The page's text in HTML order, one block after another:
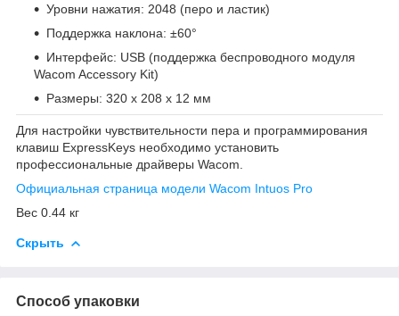
Уровни нажатия: 2048 (перо и ластик)
Поддержка наклона: ±60°
Интерфейс: USB (поддержка беспроводного модуля
Wacom Accessory Kit)
Размеры: 320 x 208 x 12 мм
Для настройки чувствительности пера и программирования
клавиш ExpressKeys необходимо установить
профессиональные драйверы Wacom.
Официальная страница модели Wacom Intuos Pro
Вес 0.44 кг
Скрыть
Способ упаковки